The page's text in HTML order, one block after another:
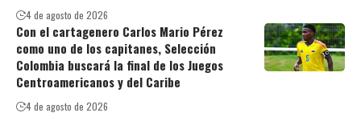
4 de agosto de 2026
Con el cartagenero Carlos Mario Pérez
como uno de los capitanes, Selección
Colombia buscará la final de los Juegos
Centroamericanos y del Caribe
4 de agosto de 2026